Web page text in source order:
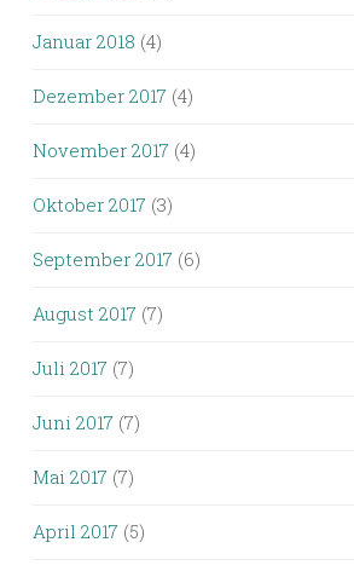
Januar 2018 (4)
Dezember 2017 (4)
November 2017 (4)
Oktober 2017 (3)
September 2017 (6)
August 2017 (7)
Juli 2017 (7)
Juni 2017 (7)
Mai 2017 (7)
April 2017 (5)